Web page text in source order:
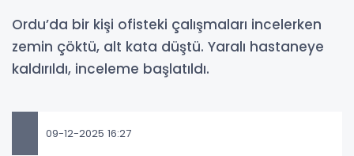
Ordu’da bir kişi ofisteki çalışmaları incelerken
zemin çöktü, alt kata düştü. Yaralı hastaneye
kaldırıldı, inceleme başlatıldı.
09-12-2025 16:27